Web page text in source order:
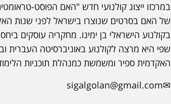
במרכזו ייצוג קולנועי חדש "האם הפוסט-
של האם בסרטים שנוצרו בישראל לפני שנות
בקולנוע הישראלי בן ימינו. מחקריה עוסקים
שפי היא מרצה לקולנוע באוניברסיטה העברית
האקדמית ספיר ומשמשת כמנהלת תוכניות
sigalgolan@gmail.com